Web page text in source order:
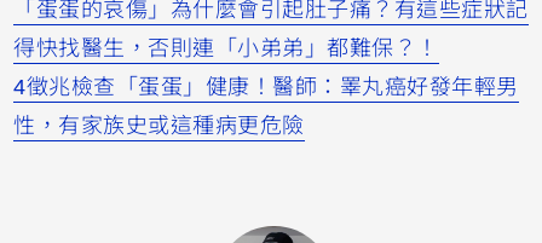
「蛋蛋的哀傷」為什麼會引起肚子痛？有這些症狀記
得快找醫生，否則連「小弟弟」都難保？！
4徵兆檢查「蛋蛋」健康！醫師：睪丸癌好發年輕男
性，有家族史或這種病更危險